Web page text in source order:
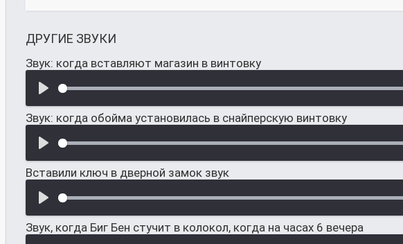
ДРУГИЕ ЗВУКИ
Звук: когда вставляют магазин в винтовку
Звук: когда обойма установилась в снайперскую винтовку
Вставили ключ в дверной замок звук
Звук, когда Биг Бен стучит в колокол, когда на часах 6 вечера